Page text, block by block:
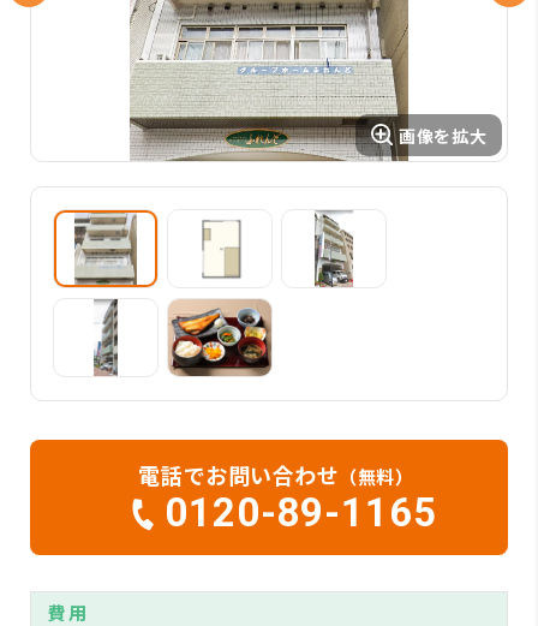
電話でお問い合わせ （無料）
0120-89-1165
費用